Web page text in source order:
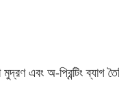
মুদ্রণ এবং অ-প্রিন্টিং